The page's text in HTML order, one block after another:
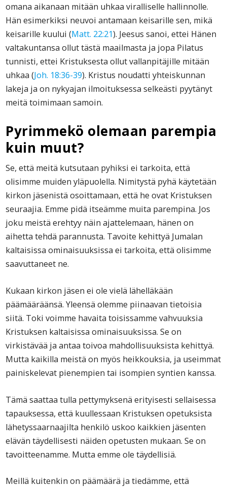
omana aikanaan mitään uhkaa viralliselle hallinnolle.
Hän esimerkiksi neuvoi antamaan keisarille sen, mikä
keisarille kuului (Matt. 22:21). Jeesus sanoi, ettei Hänen
valtakuntansa ollut tästä maailmasta ja jopa Pilatus
tunnisti, ettei Kristuksesta ollut vallanpitäjille mitään
uhkaa (Joh. 18:36-39). Kristus noudatti yhteiskunnan
lakeja ja on nykyajan ilmoituksessa selkeästi pyytänyt
meitä toimimaan samoin.
Pyrimmekö olemaan parempia
kuin muut?
Se, että meitä kutsutaan pyhiksi ei tarkoita, että
olisimme muiden yläpuolella. Nimitystä pyhä käytetään
kirkon jäsenistä osoittamaan, että he ovat Kristuksen
seuraajia. Emme pidä itseämme muita parempina. Jos
joku meistä erehtyy näin ajattelemaan, hänen on
aihetta tehdä parannusta. Tavoite kehittyä Jumalan
kaltaisissa ominaisuuksissa ei tarkoita, että olisimme
saavuttaneet ne.
Kukaan kirkon jäsen ei ole vielä lähelläkään
päämääräänsä. Yleensä olemme piinaavan tietoisia
siitä. Toki voimme havaita toisissamme vahvuuksia
Kristuksen kaltaisissa ominaisuuksissa. Se on
virkistävää ja antaa toivoa mahdollisuuksista kehittyä.
Mutta kaikilla meistä on myös heikkouksia, ja useimmat
painiskelevat pienempien tai isompien syntien kanssa.
Tämä saattaa tulla pettymyksenä erityisesti sellaisessa
tapauksessa, että kuullessaan Kristuksen opetuksista
lähetyssaarnaajilta henkilö uskoo kaikkien jäsenten
elävän täydellisesti näiden opetusten mukaan. Se on
tavoitteenamme. Mutta emme ole täydellisiä.
Meillä kuitenkin on päämäärä ja tiedämme, että